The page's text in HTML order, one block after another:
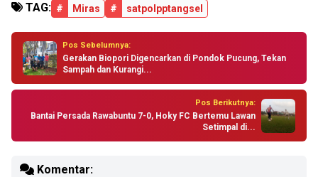
TAG: # Miras # satpolpptangsel
Pos Sebelumnya:
Gerakan Biopori Digencarkan di Pondok Pucung, Tekan
Sampah dan Kurangi...
Pos Berikutnya:
Bantai Persada Rawabuntu 7-0, Hoky FC Bertemu Lawan
Setimpal di...
Komentar: